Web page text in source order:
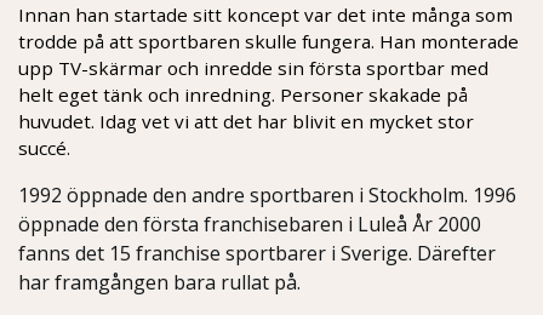
Innan han startade sitt koncept var det inte många som
trodde på att sportbaren skulle fungera. Han monterade
upp TV-skärmar och inredde sin första sportbar med
helt eget tänk och inredning. Personer skakade på
huvudet. Idag vet vi att det har blivit en mycket stor
succé.
1992 öppnade den andre sportbaren i Stockholm. 1996
öppnade den första franchisebaren i Luleå År 2000
fanns det 15 franchise sportbarer i Sverige. Därefter
har framgången bara rullat på.